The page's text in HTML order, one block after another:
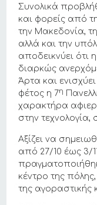
Συνολικά
και φορείς από
την Μακεδονία,
αλλά και την
αποδεικνύει ότι
διαρκώς
Άρτα και
φέτος η 7η
χαρακτήρα
στην τεχνολογία,
Αξίζει να
από 27/10 έως 3/
κέντρο της
της αγοραστικής